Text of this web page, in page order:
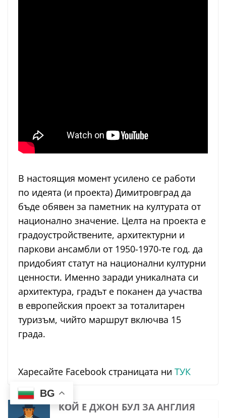
В настоящия момент усилено се работи
по идеята (и проекта) Димитровград да
бъде обявен за паметник на културата от
национално значение. Целта на проекта е
градоустройствените, архитектурни и
паркови ансамбли от 1950-1970-те год. да
придобият статут на национални културни
ценности. Именно заради уникалната си
архитектура, градът е поканен да участва
в европейския проект за тоталитарен
туризъм, чийто маршрут включва 15
града.
Харесайте Facebook страницата ни ТУК
КОЙ Е ДЖОН БУЛ ЗА АНГЛИЯ
BG